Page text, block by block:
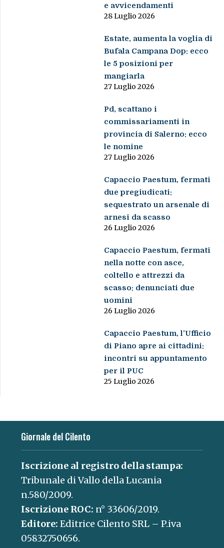
e avvicendamenti
28 Luglio 2026
Estate, aumenta la voglia di
Bufala Campana Dop: ecco
le 5 posizioni per
mangiarla
27 Luglio 2026
Pd, scattano i
commissariamenti in
provincia di Salerno: ecco
le nomine
27 Luglio 2026
Capaccio Paestum, fermati
due pregiudicati:
sequestrato un arsenale di
arnesi da scasso
26 Luglio 2026
Capaccio Paestum, fermati
nella notte con asce,
coltello e attrezzi da
scasso: denunciati due
uomini
26 Luglio 2026
Capaccio Paestum, l’Ufficio
di Piano apre ai cittadini:
incontri su appuntamento
per il PUC
25 Luglio 2026
Giornale del Cilento
Iscrizione al registro della stampa:
Tribunale di Vallo della Lucania
n.580/2009.
Iscrizione ROC: n° 33606/2019.
Editore: Editrice Cilento SRL – P.iva
05832750656.